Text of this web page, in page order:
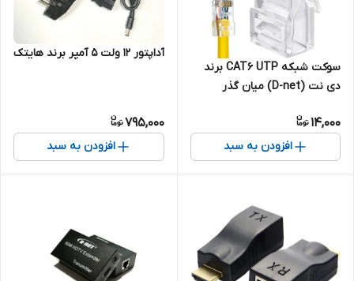
سوکت شبکه CAT6 UTP برند
دی نت (D-net) میان گذر
14,000
افزودن به سبد
آداپتور 12 ولت 5 آمپر برند هایتک
795,000
افزودن به سبد